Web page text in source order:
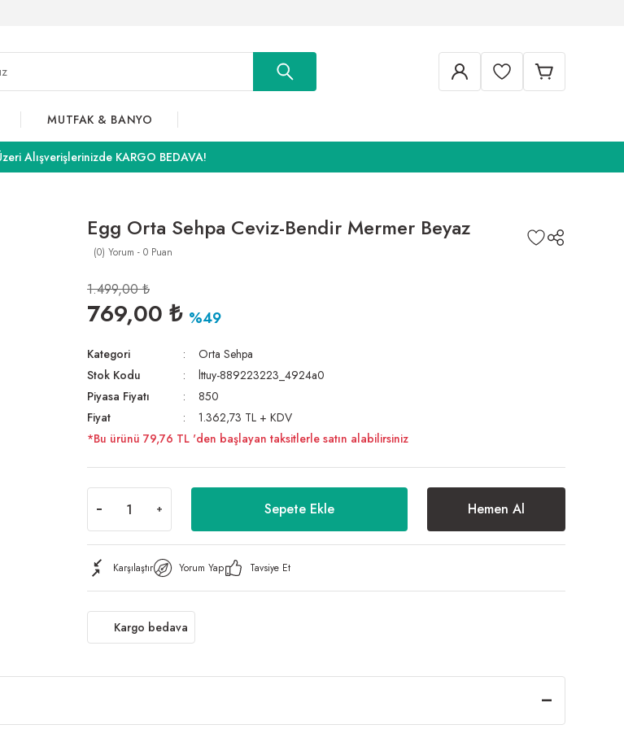
MUTFAK & BANYO
Alışverişlerinizde KARGO BEDAVA!
Egg Orta Sehpa Ceviz-Bendir Mermer Beyaz
(0) Yorum - 0 Puan
1.499,00 ₺
769,00 ₺ %49
Kategori
Orta Sehpa
Stok Kodu
lttuy-889223223_4924a0
Piyasa Fiyatı
850
Fiyat
1.362,73 TL + KDV
*Bu ürünü 79,76 TL 'den başlayan taksitlerle satın alabilirsiniz
Sepete Ekle Hemen Al
Karşılaştır Yorum Yap Tavsiye Et
Kargo bedava